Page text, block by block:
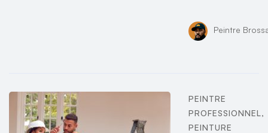
Peintre
PEINTRE
PROFESSIONNEL,
PEINTURE